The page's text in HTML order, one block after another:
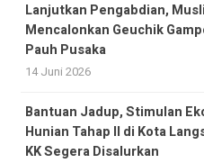
Lanjutkan Pengabdian,
Mencalonkan Geuchik
Pauh Pusaka
14 Juni 2026
Bantuan Jadup, Stimulan
Hunian Tahap II di Kota
KK Segera Disalurkan